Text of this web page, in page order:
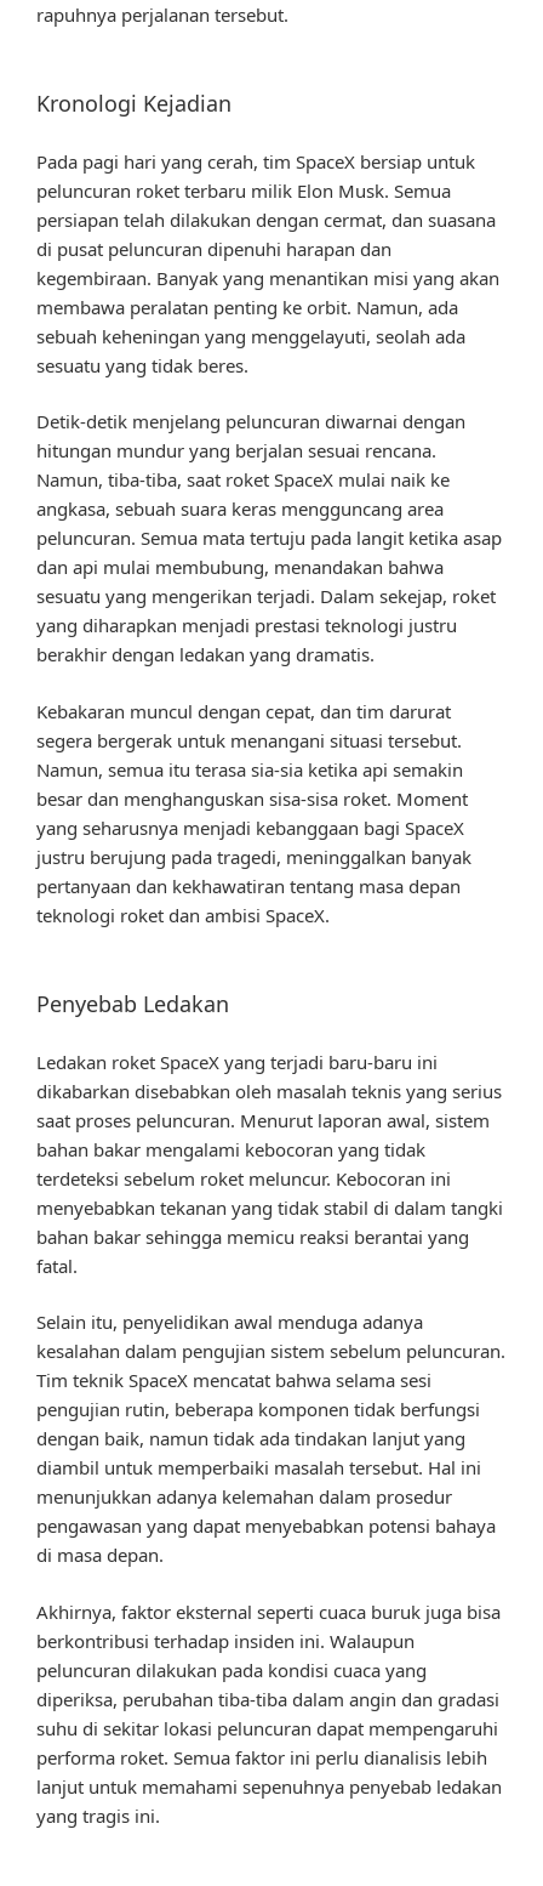
rapuhnya perjalanan tersebut.
Kronologi Kejadian
Pada pagi hari yang cerah, tim SpaceX bersiap untuk
peluncuran roket terbaru milik Elon Musk. Semua
persiapan telah dilakukan dengan cermat, dan suasana
di pusat peluncuran dipenuhi harapan dan
kegembiraan. Banyak yang menantikan misi yang akan
membawa peralatan penting ke orbit. Namun, ada
sebuah keheningan yang menggelayuti, seolah ada
sesuatu yang tidak beres.
Detik-detik menjelang peluncuran diwarnai dengan
hitungan mundur yang berjalan sesuai rencana.
Namun, tiba-tiba, saat roket SpaceX mulai naik ke
angkasa, sebuah suara keras mengguncang area
peluncuran. Semua mata tertuju pada langit ketika asap
dan api mulai membubung, menandakan bahwa
sesuatu yang mengerikan terjadi. Dalam sekejap, roket
yang diharapkan menjadi prestasi teknologi justru
berakhir dengan ledakan yang dramatis.
Kebakaran muncul dengan cepat, dan tim darurat
segera bergerak untuk menangani situasi tersebut.
Namun, semua itu terasa sia-sia ketika api semakin
besar dan menghanguskan sisa-sisa roket. Moment
yang seharusnya menjadi kebanggaan bagi SpaceX
justru berujung pada tragedi, meninggalkan banyak
pertanyaan dan kekhawatiran tentang masa depan
teknologi roket dan ambisi SpaceX.
Penyebab Ledakan
Ledakan roket SpaceX yang terjadi baru-baru ini
dikabarkan disebabkan oleh masalah teknis yang serius
saat proses peluncuran. Menurut laporan awal, sistem
bahan bakar mengalami kebocoran yang tidak
terdeteksi sebelum roket meluncur. Kebocoran ini
menyebabkan tekanan yang tidak stabil di dalam tangki
bahan bakar sehingga memicu reaksi berantai yang
fatal.
Selain itu, penyelidikan awal menduga adanya
kesalahan dalam pengujian sistem sebelum peluncuran.
Tim teknik SpaceX mencatat bahwa selama sesi
pengujian rutin, beberapa komponen tidak berfungsi
dengan baik, namun tidak ada tindakan lanjut yang
diambil untuk memperbaiki masalah tersebut. Hal ini
menunjukkan adanya kelemahan dalam prosedur
pengawasan yang dapat menyebabkan potensi bahaya
di masa depan.
Akhirnya, faktor eksternal seperti cuaca buruk juga bisa
berkontribusi terhadap insiden ini. Walaupun
peluncuran dilakukan pada kondisi cuaca yang
diperiksa, perubahan tiba-tiba dalam angin dan gradasi
suhu di sekitar lokasi peluncuran dapat mempengaruhi
performa roket. Semua faktor ini perlu dianalisis lebih
lanjut untuk memahami sepenuhnya penyebab ledakan
yang tragis ini.